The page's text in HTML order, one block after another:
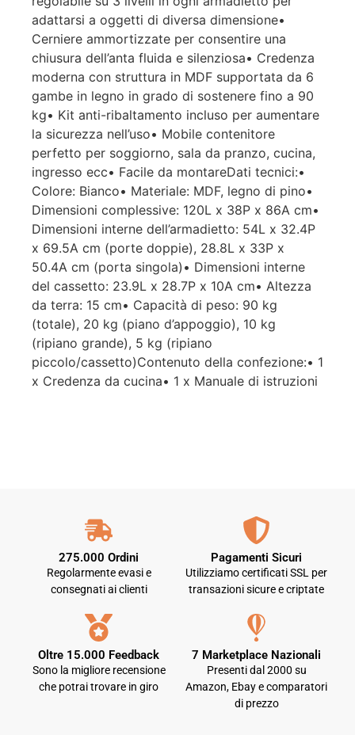
adattarsi a oggetti di diversa dimensione•
Cerniere ammortizzate per consentire una
chiusura dell’anta fluida e silenziosa• Credenza
moderna con struttura in MDF supportata da 6
gambe in legno in grado di sostenere fino a 90
kg• Kit anti-ribaltamento incluso per aumentare
la sicurezza nell’uso• Mobile contenitore
perfetto per soggiorno, sala da pranzo, cucina,
ingresso ecc• Facile da montareDati tecnici:•
Colore: Bianco• Materiale: MDF, legno di pino•
Dimensioni complessive: 120L x 38P x 86A cm•
Dimensioni interne dell’armadietto: 54L x 32.4P
x 69.5A cm (porte doppie), 28.8L x 33P x
50.4A cm (porta singola)• Dimensioni interne
del cassetto: 23.9L x 28.7P x 10A cm• Altezza
da terra: 15 cm• Capacità di peso: 90 kg
(totale), 20 kg (piano d’appoggio), 10 kg
(ripiano grande), 5 kg (ripiano
piccolo/cassetto)Contenuto della confezione:• 1
x Credenza da cucina• 1 x Manuale di istruzioni
275.000 Ordini
Regolarmente evasi e
consegnati ai clienti
Pagamenti Sicuri
Utilizziamo certificati SSL per
transazioni sicure e criptate
Oltre 15.000 Feedback
Sono la migliore recensione
che potrai trovare in giro
7 Marketplace Nazionali
Presenti dal 2000 su
Amazon, Ebay e comparatori
di prezzo